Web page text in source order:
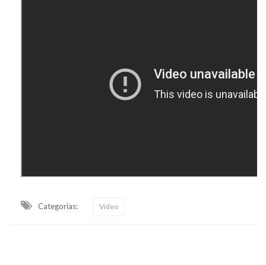
Categorias: Video